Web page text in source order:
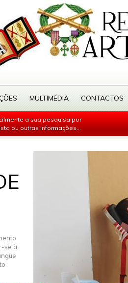
MULTIMÉDIA CONTACTOS
a sua pesquisa por
ou outras informações...
se à